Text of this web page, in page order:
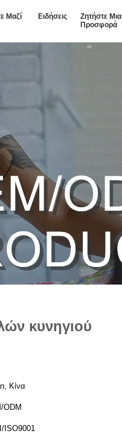
Μαζί
Ειδήσεις
Ζητήστε Μια
Προσφορά
κυνηγιού
Κίνα
ODM
ISO9001